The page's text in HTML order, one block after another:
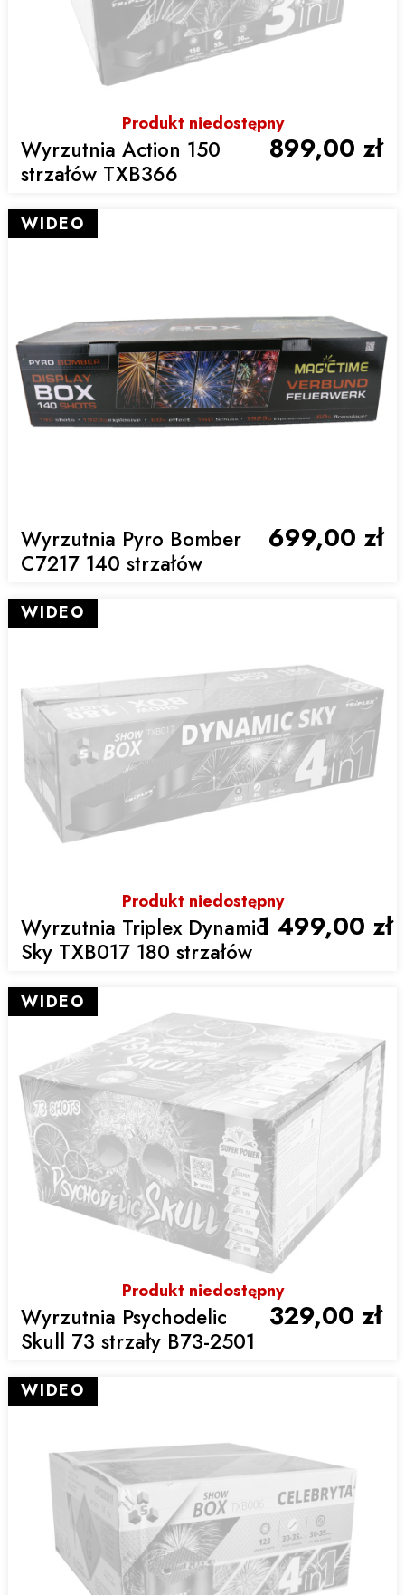
Produkt niedostępny
Wyrzutnia Action 150
strzałów TXB366
899,00 zł
Wyrzutnia Pyro Bomber
C7217 140 strzałów
699,00 zł
WIDEO
Produkt niedostępny
Wyrzutnia Triplex Dynamic
Sky TXB017 180 strzałów
1 499,00 zł
WIDEO
Produkt niedostępny
Wyrzutnia Psychodelic
Skull 73 strzały B73-2501
329,00 zł
WIDEO
WIDEO